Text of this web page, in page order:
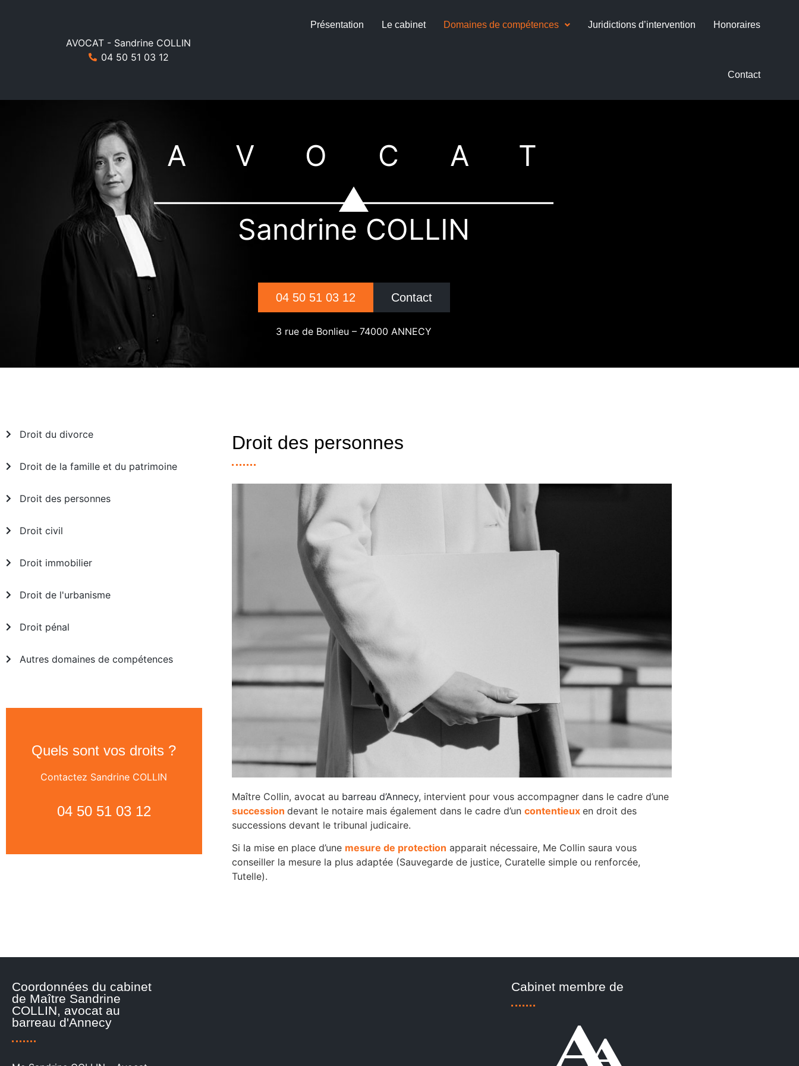
AVOCAT - Sandrine COLLIN
04 50 51 03 12
Présentation Le cabinet Domaines de compétences Juridictions d’intervention Honoraires
Contact
AVOCAT
Sandrine COLLIN
04 50 51 03 12 Contact
3 rue de Bonlieu – 74000 ANNECY
Droit du divorce
Droit de la famille et du patrimoine
Droit des personnes
Droit civil
Droit immobilier
Droit de l'urbanisme
Droit pénal
Autres domaines de compétences
Quels sont vos droits ?
Contactez Sandrine COLLIN
04 50 51 03 12
Droit des personnes
Maître Collin, avocat au barreau d’Annecy, intervient pour vous accompagner dans le cadre d’une
succession devant le notaire mais également dans le cadre d’un contentieux en droit des
successions devant le tribunal judicaire.
Si la mise en place d’une mesure de protection apparait nécessaire, Me Collin saura vous
conseiller la mesure la plus adaptée (Sauvegarde de justice, Curatelle simple ou renforcée,
Tutelle).
Coordonnées du cabinet
de Maître Sandrine
COLLIN, avocat au
barreau d'Annecy
Cabinet membre de